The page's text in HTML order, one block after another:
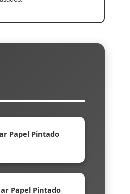
Papel Pintado
Papel Pintado